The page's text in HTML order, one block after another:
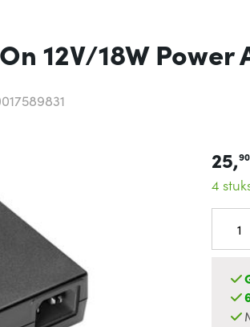
12V/18W Power
25,90
4